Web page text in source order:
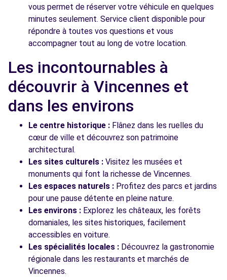
vous permet de réserver votre véhicule en quelques
minutes seulement. Service client disponible pour
répondre à toutes vos questions et vous
accompagner tout au long de votre location.
Les incontournables à
découvrir à Vincennes et
dans les environs
Le centre historique : Flânez dans les ruelles du
cœur de ville et découvrez son patrimoine
architectural.
Les sites culturels : Visitez les musées et
monuments qui font la richesse de Vincennes.
Les espaces naturels : Profitez des parcs et jardins
pour une pause détente en pleine nature.
Les environs : Explorez les châteaux, les forêts
domaniales, les sites historiques, facilement
accessibles en voiture.
Les spécialités locales : Découvrez la gastronomie
régionale dans les restaurants et marchés de
Vincennes.